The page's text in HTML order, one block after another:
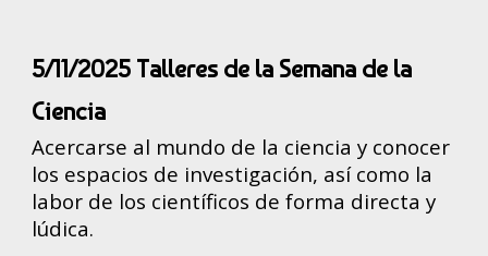
5/11/2025 Talleres de la Semana de la
Ciencia
Acercarse al mundo de la ciencia y conocer
los espacios de investigación, así como la
labor de los científicos de forma directa y
lúdica.